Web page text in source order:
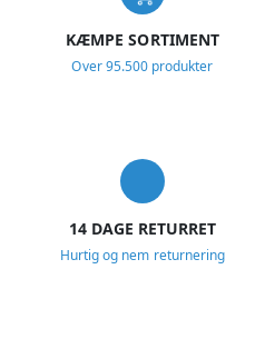
KÆMPE SORTIMENT
Over 95.500 produkter
14 DAGE RETURRET
Hurtig og nem returnering